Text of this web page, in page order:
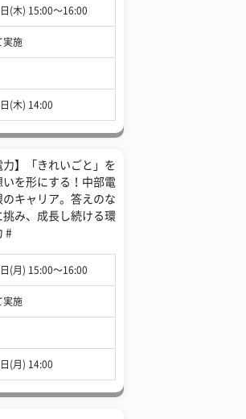
(木) 15:00〜16:00
実施
(木) 14:00
力】「きれいごと」を
いを形にする！中部電
のキャリア。答えのな
挑み、成長し続ける環
#
(月) 15:00〜16:00
実施
(月) 14:00